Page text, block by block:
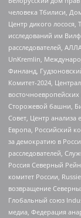
человека Тбилиси,
Центр дикого лосося,
исследований им
расследователей,
UnKremlin,
Финланд,
Комитет-2024,
Сторожевой башни,
Совет, Центр анализа
Европа, Российский
за демократию в
расследователей,
Россия Северный
комитет России,
возвращение
Глобальный союз
медиа, Федерация